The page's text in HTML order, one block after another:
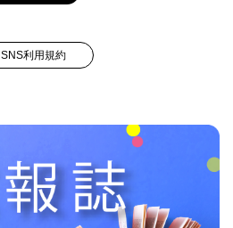
SNS利用規約